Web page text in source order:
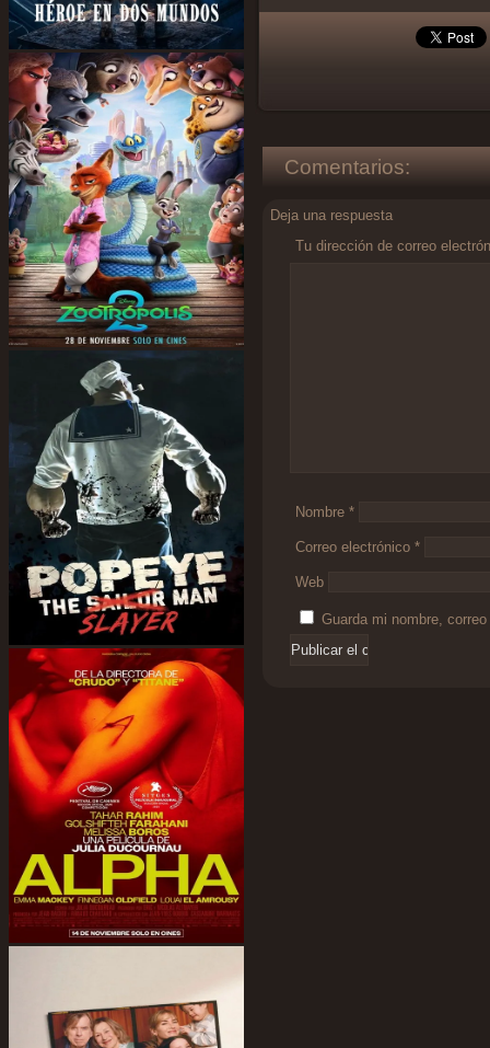
Comentarios:
Deja una respuesta
Tu dirección de correo
Nombre *
Correo electrónico *
Web
Guarda mi nombre,